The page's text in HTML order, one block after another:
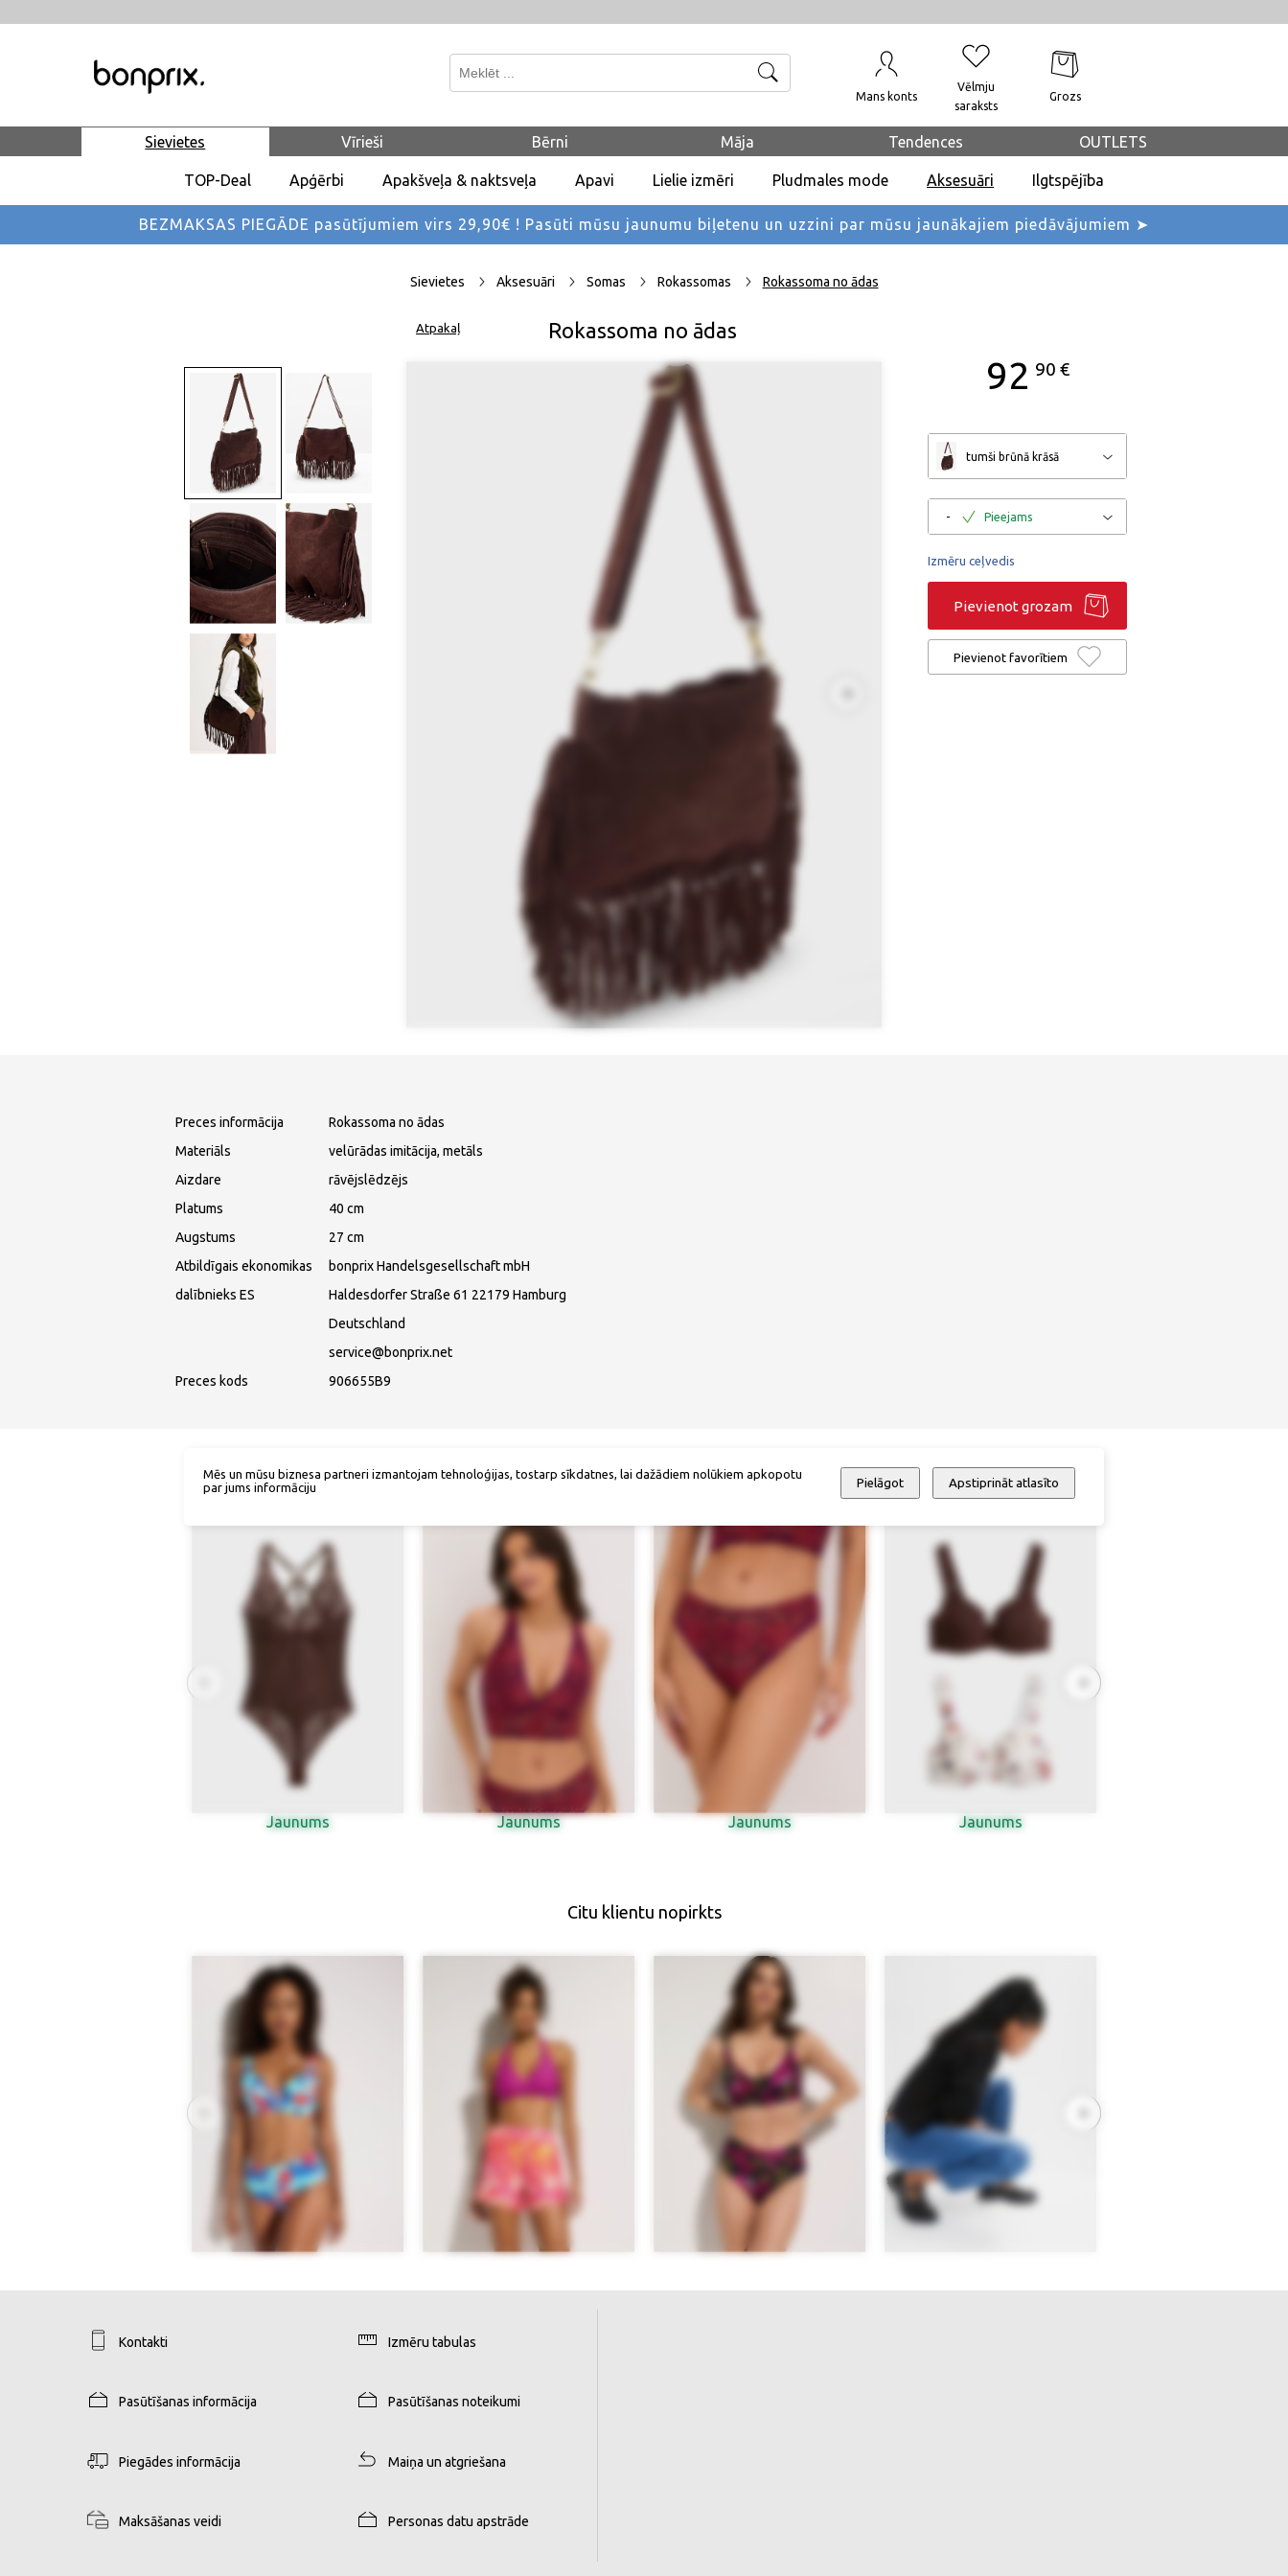
Meklēt
Mans konts
Vēlmju
saraksts
Grozs
Sievietes
TOP-Deal Apģērbi Apakšveļa & naktsveļa Apavi Lielie izmēri Pludmales mode Aksesuāri Ilgtspējība
Vīrieši Bērni Māja Tendences OUTLETS
BEZMAKSAS PIEGĀDE pasūtījumiem virs 29,90€ ! Pasūti mūsu jaunumu biļetenu un uzzini par mūsu jaunākajiem piedāvājumiem ➤
Sievietes Aksesuāri Somas Rokassomas Rokassoma no ādas
Atpakaļ Rokassoma no ādas
92 90 €
tumši brūnā krāsā
- Pieejams
Izmēru ceļvedis
Pievienot grozam
Pievienot favorītiem
Preces informācija
Rokassoma no ādas
Materiāls
velūrādas imitācija, metāls
Aizdare
rāvējslēdzējs
Platums
40 cm
Augstums
27 cm
Atbildīgais ekonomikas
dalībnieks ES
bonprix Handelsgesellschaft mbH
Haldesdorfer Straße 61 22179 Hamburg
Deutschland
service@bonprix.net
Preces kods
906655B9
Mēs iesakām
Jaunums Jaunums Jaunums Jaunums
Citu klientu nopirkts
Kontakti Izmēru tabulas
Pasūtīšanas informācija Pasūtīšanas noteikumi
Piegādes informācija Maiņa un atgriešana
Maksāšanas veidi Personas datu apstrāde
Mēs un mūsu biznesa partneri izmantojam tehnoloģijas, tostarp sīkdatnes, lai dažādiem nolūkiem apkopotu
par jums informāciju
Pielāgot Apstiprināt atlasīto